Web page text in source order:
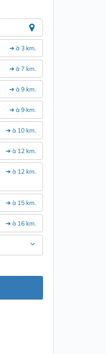
➔ à 3 km.
➔ à 7 km.
➔ à 9 km.
➔ à 9 km.
➔ à 10 km.
➔ à 12 km.
➔ à 12 km.
➔ à 15 km.
➔ à 16 km.